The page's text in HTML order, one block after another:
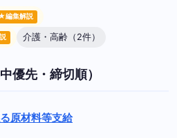
編集解説
介護・高齢（2件）
優先・締切順）
原材料等支給